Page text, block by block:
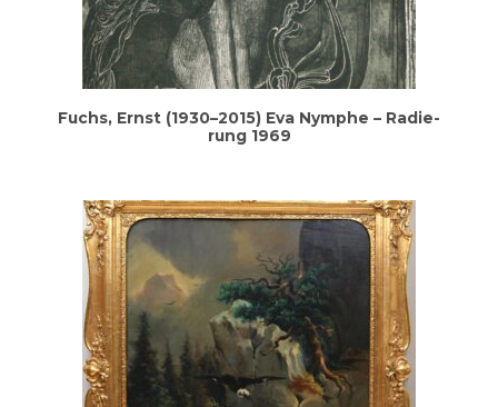
Fuchs, Ernst (1930–2015) Eva Nym­phe – Radie­
rung 1969